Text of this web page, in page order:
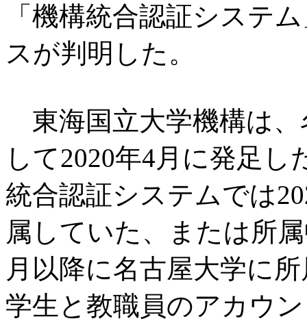
「機構統合認証システ
スが判明した。
東海国立大学機構は、
して2020年4月に発足
統合認証システムでは
属していた、または所
月以降に名古屋大学に
学生と教職員のアカウ